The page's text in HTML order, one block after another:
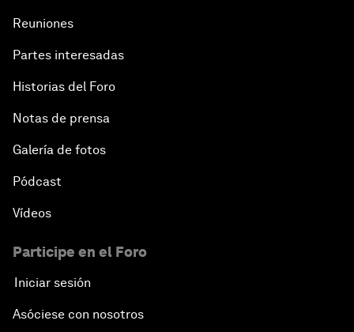
Reuniones
Partes interesadas
Historias del Foro
Notas de prensa
Galería de fotos
Pódcast
Vídeos
Participe en el Foro
Iniciar sesión
Asóciese con nosotros